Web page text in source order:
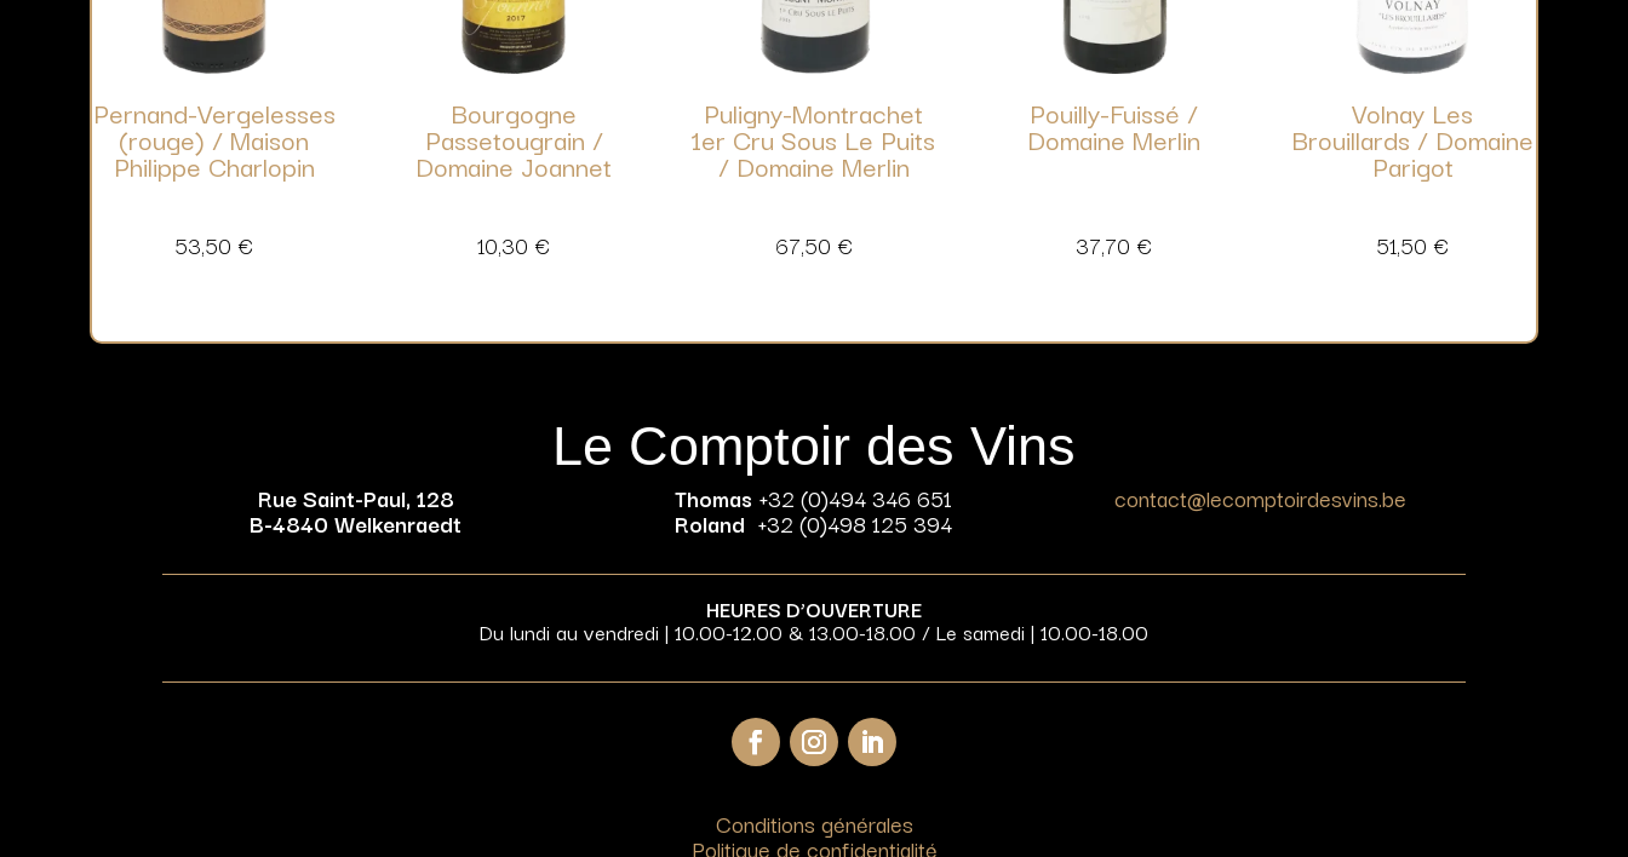
Pernand-Vergelesses
(rouge) / Maison
Philippe Charlopin
53,50 €
Bourgogne
Passetougrain /
Domaine Joannet
10,30 €
Puligny-Montrachet
1er Cru Sous Le Puits
/ Domaine Merlin
67,50 €
Pouilly-Fuissé /
Domaine Merlin
37,70 €
Volnay Les
Brouillards / Domaine
Parigot
51,50 €
Le Comptoir des Vins
Rue Saint-Paul, 128
B-4840 Welkenraedt
Thomas +32 (0)494 346 651
Roland +32 (0)498 125 394
contact@lecomptoirdesvins.be
HEURES D’OUVERTURE
Du lundi au vendredi | 10.00-12.00 & 13.00-18.00 / Le samedi | 10.00-18.00
Conditions générales
Politique de confidentialité